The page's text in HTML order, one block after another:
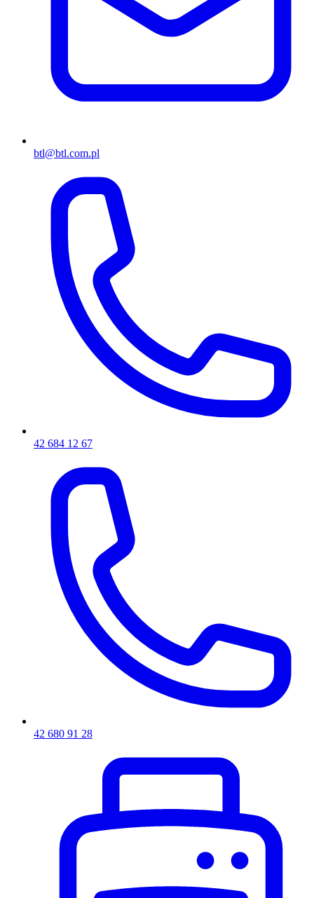
btl@btl.com.pl
42 684 12 67
42 680 91 28